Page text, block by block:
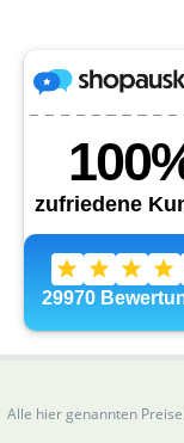
Alle hier genannten